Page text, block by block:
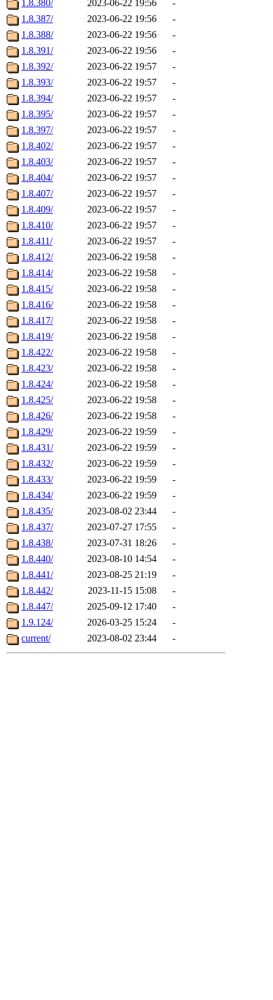
1.8.380/
2023-06-22 19:56
-
1.8.387/
2023-06-22 19:56
-
1.8.388/
2023-06-22 19:56
-
1.8.391/
2023-06-22 19:56
-
1.8.392/
2023-06-22 19:57
-
1.8.393/
2023-06-22 19:57
-
1.8.394/
2023-06-22 19:57
-
1.8.395/
2023-06-22 19:57
-
1.8.397/
2023-06-22 19:57
-
1.8.402/
2023-06-22 19:57
-
1.8.403/
2023-06-22 19:57
-
1.8.404/
2023-06-22 19:57
-
1.8.407/
2023-06-22 19:57
-
1.8.409/
2023-06-22 19:57
-
1.8.410/
2023-06-22 19:57
-
1.8.411/
2023-06-22 19:57
-
1.8.412/
2023-06-22 19:58
-
1.8.414/
2023-06-22 19:58
-
1.8.415/
2023-06-22 19:58
-
1.8.416/
2023-06-22 19:58
-
1.8.417/
2023-06-22 19:58
-
1.8.419/
2023-06-22 19:58
-
1.8.422/
2023-06-22 19:58
-
1.8.423/
2023-06-22 19:58
-
1.8.424/
2023-06-22 19:58
-
1.8.425/
2023-06-22 19:58
-
1.8.426/
2023-06-22 19:58
-
1.8.429/
2023-06-22 19:59
-
1.8.431/
2023-06-22 19:59
-
1.8.432/
2023-06-22 19:59
-
1.8.433/
2023-06-22 19:59
-
1.8.434/
2023-06-22 19:59
-
1.8.435/
2023-08-02 23:44
-
1.8.437/
2023-07-27 17:55
-
1.8.438/
2023-07-31 18:26
-
1.8.440/
2023-08-10 14:54
-
1.8.441/
2023-08-25 21:19
-
1.8.442/
2023-11-15 15:08
-
1.8.447/
2025-09-12 17:40
-
1.9.124/
2026-03-25 15:24
-
current/
2023-08-02 23:44 -